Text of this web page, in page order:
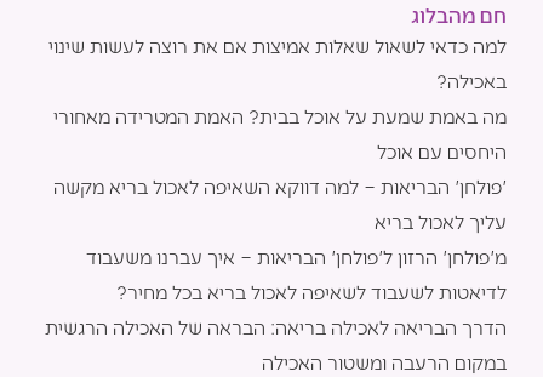
חם מהבלוג
למה כדאי לשאול שאלות אמיצות אם את רוצה לעשות שינוי
באכילה?
מה באמת שמעת על אוכל בבית? האמת המטרידה מאחורי
היחסים עם אוכל
'פולחן' הבריאות – למה דווקא השאיפה לאכול בריא מקשה
עליך לאכול בריא
מ'פולחן' הרזון ל'פולחן' הבריאות – איך עברנו משעבוד
לדיאטות לשעבוד לשאיפה לאכול בריא בכל מחיר?
הדרך הבריאה לאכילה בריאה: הבראה של האכילה הרגשית
במקום הרעבה ומשטור האכילה